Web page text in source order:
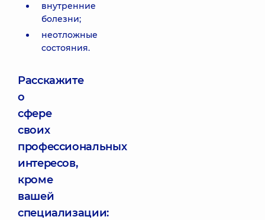
внутренние
болезни;
неотложные
состояния.
Расскажите
о
сфере
своих
профессиональных
интересов,
кроме
вашей
специализации: